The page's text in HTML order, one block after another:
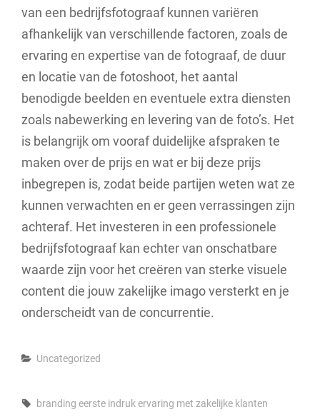
van een bedrijfsfotograaf kunnen variëren
afhankelijk van verschillende factoren, zoals de
ervaring en expertise van de fotograaf, de duur
en locatie van de fotoshoot, het aantal
benodigde beelden en eventuele extra diensten
zoals nabewerking en levering van de foto’s. Het
is belangrijk om vooraf duidelijke afspraken te
maken over de prijs en wat er bij deze prijs
inbegrepen is, zodat beide partijen weten wat ze
kunnen verwachten en er geen verrassingen zijn
achteraf. Het investeren in een professionele
bedrijfsfotograaf kan echter van onschatbare
waarde zijn voor het creëren van sterke visuele
content die jouw zakelijke imago versterkt en je
onderscheidt van de concurrentie.
Categories
Uncategorized
Tags,
branding eerste indrukervaring met zakelijke klanten